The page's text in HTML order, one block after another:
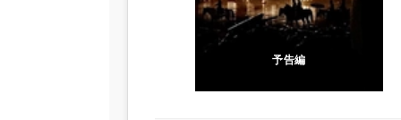
予告編